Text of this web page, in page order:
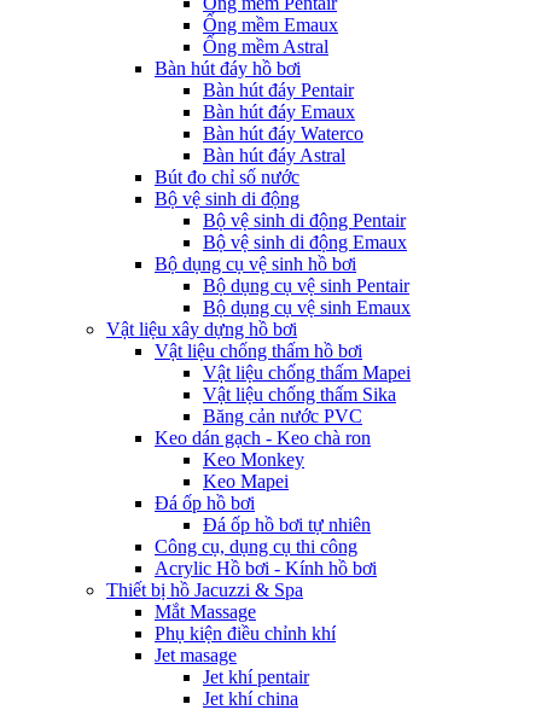
Ống mềm Emaux
Ống mềm Astral
Bàn hút đáy hồ bơi
Bàn hút đáy Pentair
Bàn hút đáy Emaux
Bàn hút đáy Waterco
Bàn hút đáy Astral
Bút đo chỉ số nước
Bộ vệ sinh di động
Bộ vệ sinh di động Pentair
Bộ vệ sinh di động Emaux
Bộ dụng cụ vệ sinh hồ bơi
Bộ dụng cụ vệ sinh Pentair
Bộ dụng cụ vệ sinh Emaux
Vật liệu xây dựng hồ bơi
Vật liệu chống thấm hồ bơi
Vật liệu chống thấm Mapei
Vật liệu chống thấm Sika
Băng cản nước PVC
Keo dán gạch - Keo chà ron
Keo Monkey
Keo Mapei
Đá ốp hồ bơi
Đá ốp hồ bơi tự nhiên
Công cụ, dụng cụ thi công
Acrylic Hồ bơi - Kính hồ bơi
Thiết bị hồ Jacuzzi & Spa
Mắt Massage
Phụ kiện điều chỉnh khí
Jet masage
Jet khí pentair
Jet khí china